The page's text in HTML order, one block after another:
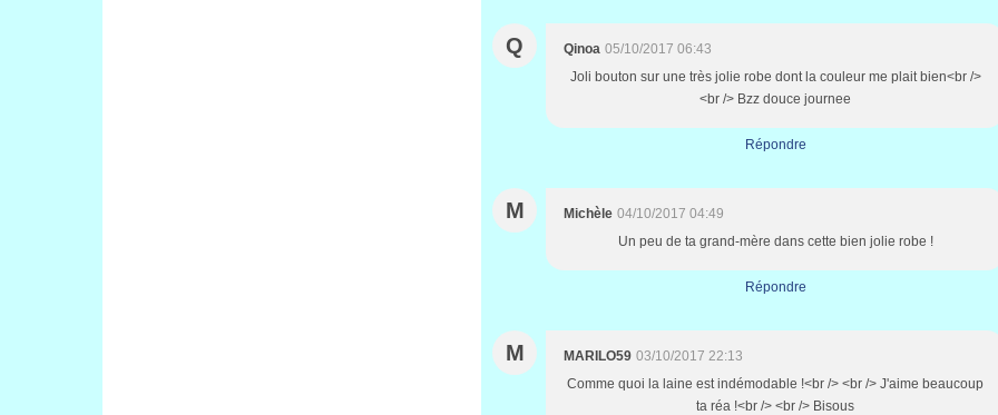
Q Qinoa 05/10/2017 06:43
Joli bouton sur une très jolie robe dont la couleur me plait bien<br />
<br /> Bzz douce journee
Répondre
M Michèle 04/10/2017 04:49
Un peu de ta grand-mère dans cette bien jolie robe !
Répondre
M MARILO59 03/10/2017 22:13
Comme quoi la laine est indémodable !<br /> <br /> J'aime beaucoup
ta réa !<br /> <br /> Bisous